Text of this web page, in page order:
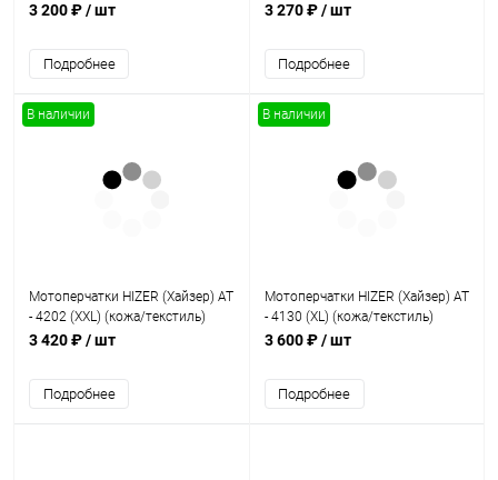
3 200 ₽/ шт
Подробнее
3 270 ₽/ шт
Подробнее
В наличии
Мотоперчатки HIZER (Хайзер) AT
- 4202 (XXL) (кожа/текстиль)
3 420 ₽/ шт
Подробнее
В наличии
Мотоперчатки HIZER (Хайзер) AT
- 4130 (XL) (кожа/текстиль)
3 600 ₽/ шт
Подробнее